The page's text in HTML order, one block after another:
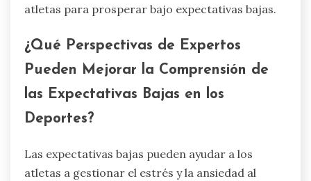
atletas para prosperar bajo expectativas bajas.
¿Qué Perspectivas de Expertos
Pueden Mejorar la Comprensión de
las Expectativas Bajas en los
Deportes?
Las expectativas bajas pueden ayudar a los
atletas a gestionar el estrés y la ansiedad al